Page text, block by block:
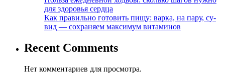
для здоровья сердца
Как правильно готовить пищу: варка, на пару, су-
вид — сохраняем максимум витаминов
Recent Comments
Нет комментариев для просмотра.